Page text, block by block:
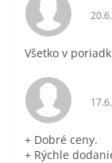
Všetko v
+ Dobré ceny.
+ Rýchle